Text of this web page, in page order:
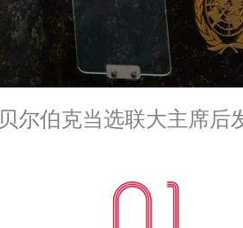
贝尔伯克当选联大主席后